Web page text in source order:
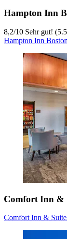
Hampton Inn
8,2/10 Sehr gut!
Hampton Inn
Comfort Inn &
Comfort Inn &